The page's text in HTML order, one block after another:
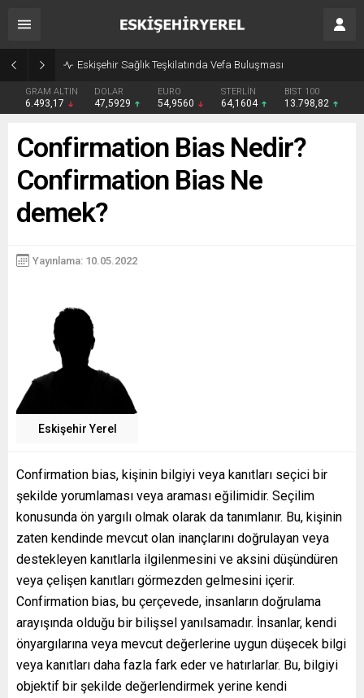
Eskişehir Sağlık Teşkilatında Vefa Buluşması
GRAM ALTIN
6.493,17
DOLAR
47,5929
EURO
54,9560
STERLİN
64,1604
BIST 100
13.798,82
Confirmation Bias Nedir?
Confirmation Bias Ne
demek?
Yayınlama: 10.05.2022
Eskişehir Yerel
Confirmation bias, kişinin bilgiyi veya kanıtları seçici bir
şekilde yorumlaması veya araması eğilimidir. Seçilim
konusunda ön yargılı olmak olarak da tanımlanır. Bu, kişinin
zaten kendinde mevcut olan inançlarını doğrulayan veya
destekleyen kanıtlarla ilgilenmesini ve aksini düşündüren
veya çelişen kanıtları görmezden gelmesini içerir.
Confirmation bias, bu çerçevede, insanların doğrulama
arayışında olduğu bir bilişsel yanılsamadır. İnsanlar, kendi
önyargılarına veya mevcut değerlerine uygun düşecek bilgi
veya kanıtları daha fazla fark eder ve hatırlarlar. Bu, bilgiyi
objektif bir şekilde değerlendirmek yerine kendi